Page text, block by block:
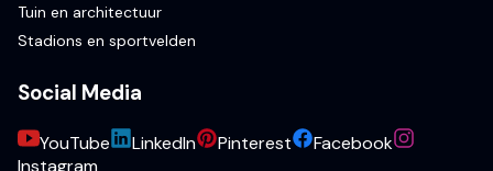
Tuin en architectuur
Stadions en sportvelden
Social Media
YouTube LinkedIn Pinterest
Facebook
Instagram